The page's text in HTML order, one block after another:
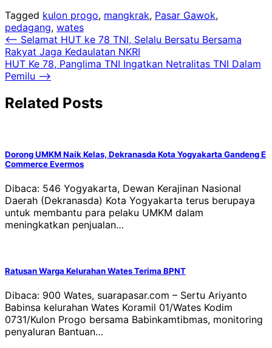
Tagged kulon progo, mangkrak, Pasar Gawok,
pedagang, wates
Navigasi
pos
⟵ Selamat HUT ke 78 TNI, Selalu Bersatu Bersama
Rakyat Jaga Kedaulatan NKRI
HUT Ke 78, Panglima TNI Ingatkan Netralitas TNI Dalam
Pemilu ⟶
Related Posts
Dorong UMKM Naik Kelas, Dekranasda Kota Yogyakarta Gandeng E
Commerce Evermos
Dibaca: 546 Yogyakarta, Dewan Kerajinan Nasional
Daerah (Dekranasda) Kota Yogyakarta terus berupaya
untuk membantu para pelaku UMKM dalam
meningkatkan penjualan…
Ratusan Warga Kelurahan Wates Terima BPNT
Dibaca: 900 Wates, suarapasar.com – Sertu Ariyanto
Babinsa kelurahan Wates Koramil 01/Wates Kodim
0731/Kulon Progo bersama Babinkamtibmas, monitoring
penyaluran Bantuan…